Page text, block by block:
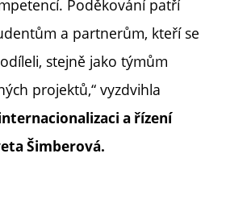
Poděkování patří
a partnerům, kteří se
stejně jako týmům
projektů,“ vyzdvihla
a řízení
Šimberová.